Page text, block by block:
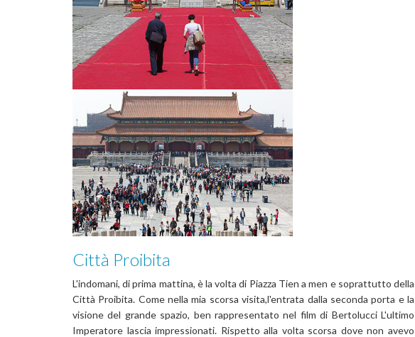
Città Proibita
L'indomani, di prima mattina, è la volta di Piazza Tien a men e soprattutto della
Città Proibita. Come nella mia scorsa visita,l'entrata dalla seconda porta e la
visione del grande spazio, ben rappresentato nel film di Bertolucci L'ultimo
Imperatore lascia impressionati. Rispetto alla volta scorsa dove non avevo